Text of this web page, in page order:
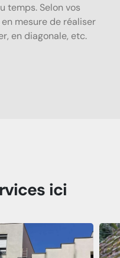
temps. Selon vos
mesure de réaliser
en diagonale, etc.
ici